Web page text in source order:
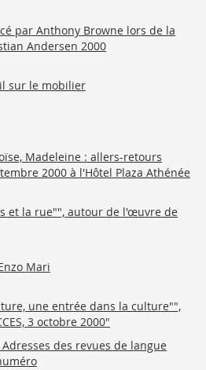
par Anthony Browne lors de la
Andersen 2000
sur le mobilier
Madeleine : allers-retours
2000 à l'Hôtel Plaza Athénée
et la rue"", autour de l'œuvre de
Mari
une entrée dans la culture"",
3 octobre 2000"
des revues de langue